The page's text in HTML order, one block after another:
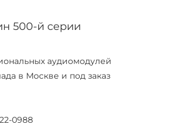
500-й серии
аудиомодулей
в Москве и под заказ
0988